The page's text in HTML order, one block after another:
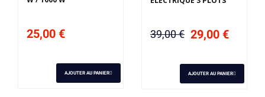
25,00 €
AJOUTER AU PANIER
39,00 € 29,00 €
AJOUTER AU PANIER